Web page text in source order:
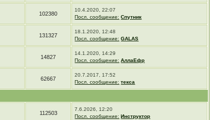
102380
10.4.2020, 22:07
Посл. сообщение: Спутник
131327
18.1.2020, 12:48
Посл. сообщение: GALAS
14827
14.1.2020, 14:29
Посл. сообщение: АллаЕфр
62667
20.7.2017, 17:52
Посл. сообщение: текса
112503
7.6.2026, 12:20
Посл. сообщение: Инструктор